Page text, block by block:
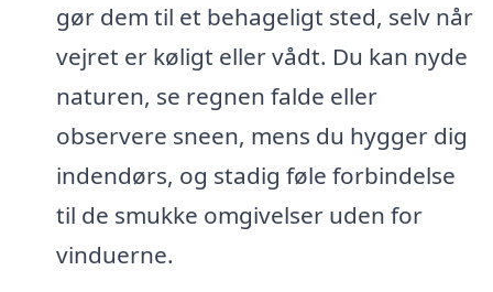
gør dem til et behageligt sted, selv når
vejret er køligt eller vådt. Du kan nyde
naturen, se regnen falde eller
observere sneen, mens du hygger dig
indendørs, og stadig føle forbindelse
til de smukke omgivelser uden for
vinduerne.